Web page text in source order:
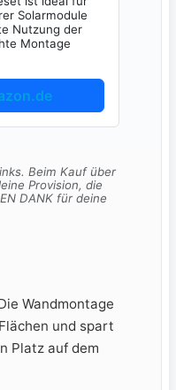
Solarmodule
Nutzung der
Montage
Beim Kauf über
Provision, die
DANK für deine
Wandmontage
‍und ‌spart
‍Platz auf​ dem